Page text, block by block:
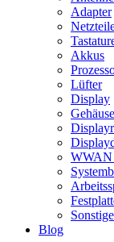
Adapter
Akkus
Lüfter
Display
Blog